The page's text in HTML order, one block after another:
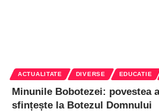
ACTUALITATE DIVERSE EDUCATIE
Minunile Bobotezei: povestea
sfințește la Botezul Domnului